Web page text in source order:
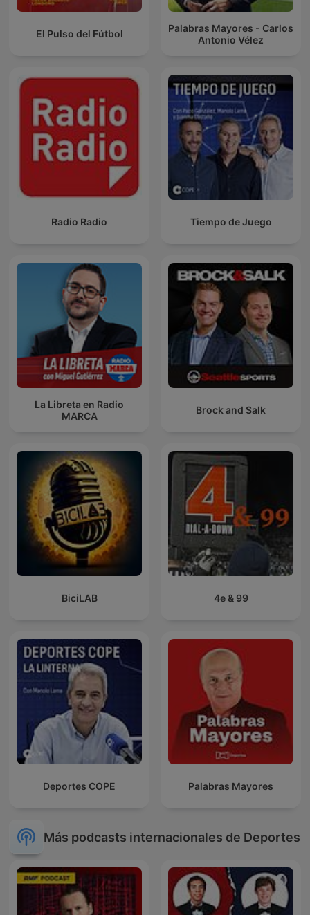
El Pulso del Fútbol
Palabras Mayores - Carlos
Antonio Vélez
Radio Radio Tiempo de Juego
La Libreta en Radio
MARCA
Brock and Salk
BiciLAB 4e & 99
Deportes COPE Palabras Mayores
Más podcasts internacionales de Deportes